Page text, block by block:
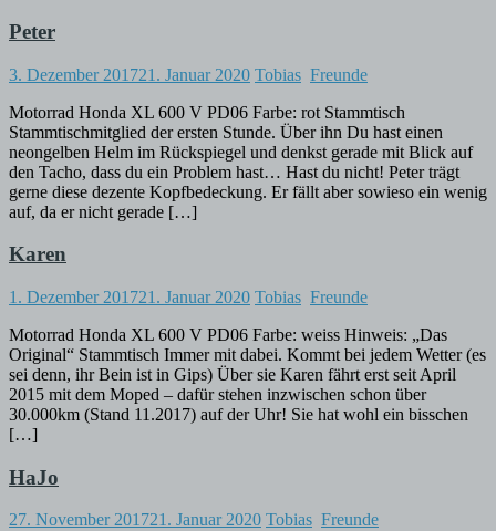
Peter
3. Dezember 201721. Januar 2020 Tobias Freunde
Motorrad Honda XL 600 V PD06 Farbe: rot Stammtisch
Stammtischmitglied der ersten Stunde. Über ihn Du hast einen
neongelben Helm im Rückspiegel und denkst gerade mit Blick auf
den Tacho, dass du ein Problem hast… Hast du nicht! Peter trägt
gerne diese dezente Kopfbedeckung. Er fällt aber sowieso ein wenig
auf, da er nicht gerade […]
Karen
1. Dezember 201721. Januar 2020 Tobias Freunde
Motorrad Honda XL 600 V PD06 Farbe: weiss Hinweis: „Das
Original“ Stammtisch Immer mit dabei. Kommt bei jedem Wetter (es
sei denn, ihr Bein ist in Gips) Über sie Karen fährt erst seit April
2015 mit dem Moped – dafür stehen inzwischen schon über
30.000km (Stand 11.2017) auf der Uhr! Sie hat wohl ein bisschen
[…]
HaJo
27. November 201721. Januar 2020 Tobias Freunde